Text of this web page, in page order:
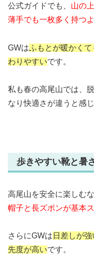
公式ガイドでも、 山の
薄手でも一枚多く持つ
GWはふもとが暖かく
わりやすいです。
私も春の高尾山では、
なり快適さが違うと感じ
歩きやすい靴と暑
高尾山を安全に楽しむな
帽子と長ズボンが基本
さらにGWは 日差しが
先度が高いです。